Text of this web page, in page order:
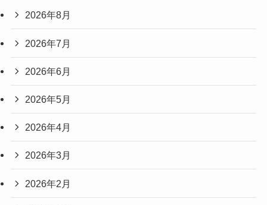
2026年8月
2026年7月
2026年6月
2026年5月
2026年4月
2026年3月
2026年2月